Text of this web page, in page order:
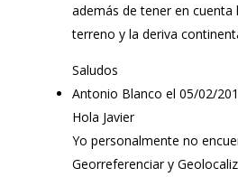
además de tener en cuenta
terreno y la deriva
Saludos
Antonio Blanco el 05/02/
Hola Javier
Yo personalmente no
Georreferenciar y